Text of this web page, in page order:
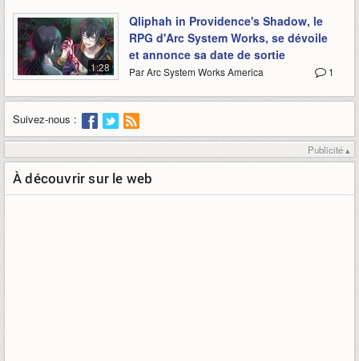
1:28
Qliphah in Providence's Shadow, le
RPG d'Arc System Works, se dévoile
et annonce sa date de sortie
1
Par Arc System Works America
Suivez-nous :
Publicité ▴
À découvrir sur le web